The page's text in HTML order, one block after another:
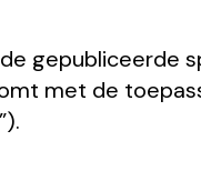
gepubliceerde
met de